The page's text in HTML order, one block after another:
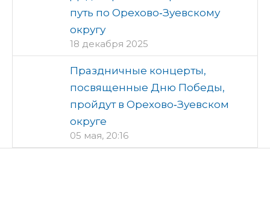
путь по Орехово‑Зуевскому
округу
18 декабря 2025
Праздничные концерты,
посвященные Дню Победы,
пройдут в Орехово‑Зуевском
округе
05 мая, 20:16